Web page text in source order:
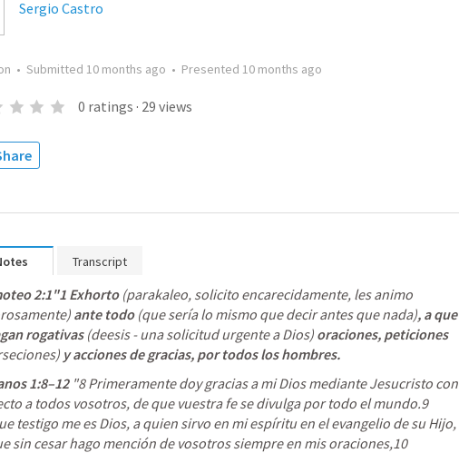
Sergio Castro
• Submitted 10 months ago • Presented 10 months ago
0 ratings · 29 views
Transcript
2:1"1 Exhorto (parakaleo, solicito encarecidamente, les animo
ante todo (que sería lo mismo que decir antes que nada), a que
rogativas (deesis - una solicitud urgente a Dios)
oraciones, peticiones
y acciones de gracias, por todos los hombres.
1:8–12 "8 Primeramente doy gracias a mi Dios mediante Jesucristo con
a todos vosotros, de que vuestra fe se divulga por todo el mundo.9
sin cesar hago mención de vosotros siempre en mis oraciones,10